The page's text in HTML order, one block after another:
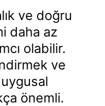
ve doğru
daha az
olabilir.
ve
önemli.